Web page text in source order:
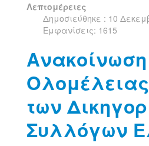
Λεπτομέρειες
Δημοσιεύθηκε : 10
Εμφανίσεις: 1615
Ανακοίνωση
των
Συλλόγων